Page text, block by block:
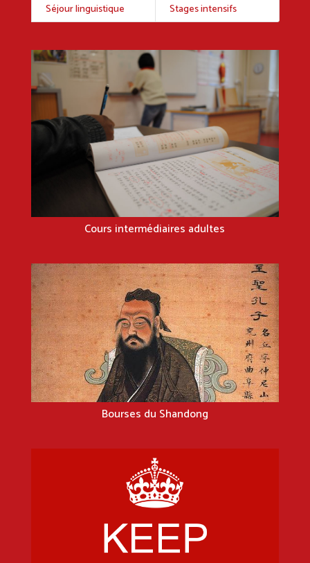
Séjour linguistique
Stages intensifs
Cours intermédiaires adultes
Bourses du Shandong